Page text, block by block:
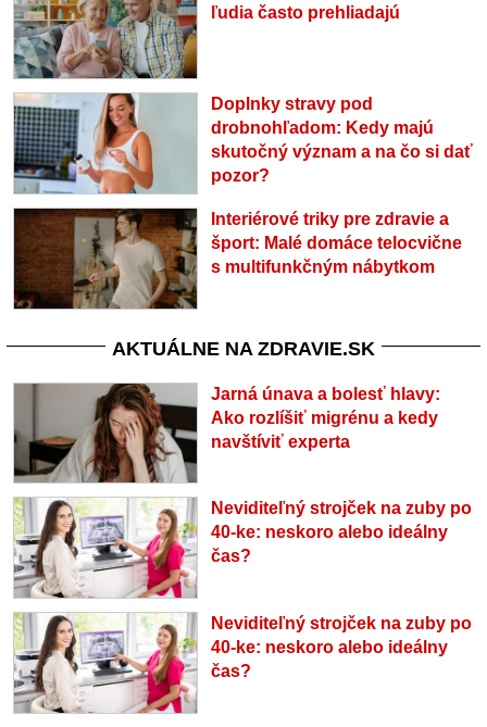
ľudia často prehliadajú
Doplnky stravy pod
drobnohľadom: Kedy majú
skutočný význam a na čo si dať
pozor?
Interiérové triky pre zdravie a
šport: Malé domáce telocvične
s multifunkčným nábytkom
AKTUÁLNE NA ZDRAVIE.SK
Jarná únava a bolesť hlavy:
Ako rozlíšiť migrénu a kedy
navštíviť experta
Neviditeľný strojček na zuby po
40-ke: neskoro alebo ideálny
čas?
Neviditeľný strojček na zuby po
40-ke: neskoro alebo ideálny
čas?